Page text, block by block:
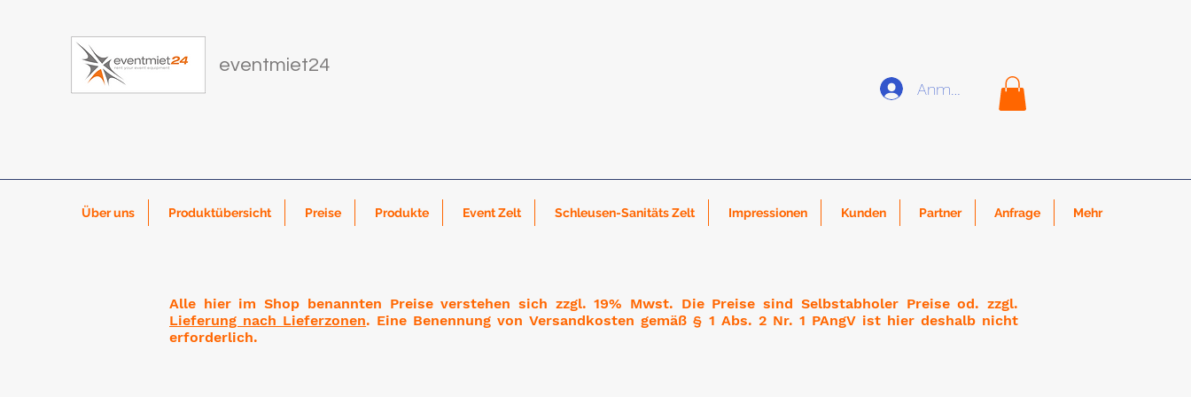
eventmiet24
Anmelden
Über uns Produktübersicht Preise Produkte Event Zelt Schleusen-Sanitäts Zelt Impressionen Kunden Partner Anfrage Mehr
Alle hier im Shop benannten Preise verstehen sich zzgl. 19% Mwst. Die Preise sind Selbstabholer Preise od. zzgl.
Lieferung nach Lieferzonen. Eine Benennung von Versandkosten gemäß § 1 Abs. 2 Nr. 1 PAngV ist hier deshalb nicht
erforderlich.